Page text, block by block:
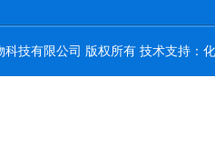
技有限公司 版权所有 技术支持：